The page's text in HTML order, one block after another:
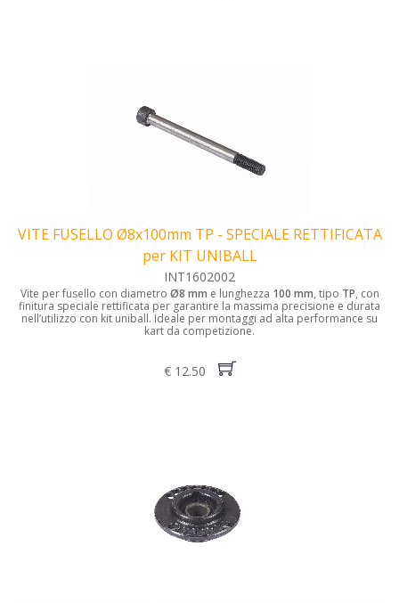
VITE FUSELLO Ø8x100mm TP - SPECIALE RETTIFICATA
per KIT UNIBALL
INT1602002
Vite per fusello con diametro Ø8 mm e lunghezza 100 mm, tipo TP, con
finitura speciale rettificata per garantire la massima precisione e durata
nell’utilizzo con kit uniball. Ideale per montaggi ad alta performance su
kart da competizione.
€ 12.50